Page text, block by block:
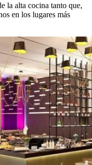
la alta cocina tanto que,
en los lugares más